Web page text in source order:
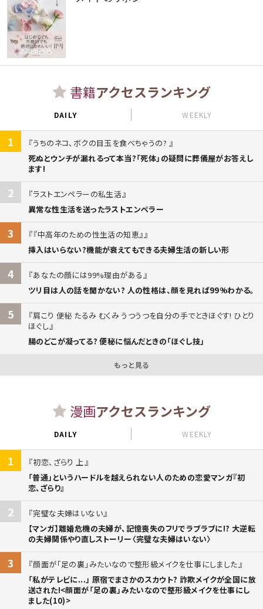
書籍アクセスランキング
DAILY WEEKLY
1
うちのネコ、ボクの目玉を食べちゃうの?
死ぬとウンチが漏れるって本当?「死体」の疑問に葬儀屋がお答えし
ます!
2
ラストエンペラーの私生活
異常な性生活を送ったラストエンペラー
3
『中高年のための性生活の知恵』
挿入はいらない?機能が衰えてもできる夫婦生活の新しい形
4
あなたの顔には99%理由がある
ツリ目は人の話を聞かない? 人の性格は、顔を見れば99%わかる。
5
肩こり 便秘 たるみ むくみ うつうつを自分の手でときほぐす! ひとり
ほぐし
腸のどこが凝ってる? 便秘に悩んだときの「ほぐし技」
もっと見る
漫画アクセスランキング
DAILY WEEKLY
1
初恋、ざらり 上
「普通」というハードルを越えられない人のための恋愛マンガ『初
恋、ざらり』
2
完璧な夫婦はいない
【マンガ】離婚危機の夫婦が、記憶喪失のフリでラブラブに!? 大逆転
の夫婦関係やり直しストーリー〈完璧な夫婦はいない〉
3
顔面が「足の裏」みたいなので整形級メイクを仕事にしました
「私がテレビに...」 原宿でまさかのスカウト? 詐欺メイクが全国に放
送された!<顔面が「足の裏」みたいなので整形級メイクを仕事にし
ました(10)>